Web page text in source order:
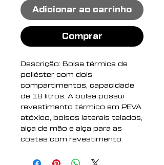
Adicionar ao carrinho
Comprar
Descrição: Bolsa térmica de
poliéster com dois
compartimentos, capacidade
de 18 litros. A bolsa possui
revestimento térmico em PEVA
atóxico, bolsos laterais telados,
alça de mão e alça para as
costas com revestimento